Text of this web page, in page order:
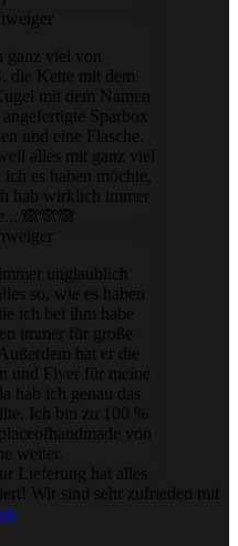
ganz viel von
die Kette mit dem
mit dem Namen
Sparbox
und eine Flasche.
alles mit ganz viel
es haben möchte,
hab wirklich immer
🙈🙈🙈
unglaublich
so, wie es haben
ich bei ihm habe
immer für große
hat er die
und Flyer für meine
hab ich genau das
Ich bin zu 100 %
von
weiter.
Lieferung hat alles
Wir sind sehr zufrieden mit